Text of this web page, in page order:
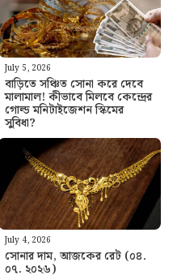
July 5, 2026
বাড়িতে সঞ্চিত সোনা করে দেবে
মালামাল! কীভাবে মিলবে কেন্দ্রের
গোল্ড মনিটাইজেশন স্কিমের
সুবিধা?
July 4, 2026
সোনার দাম, আজকের রেট (০৪.
০৭. ২০২৬)